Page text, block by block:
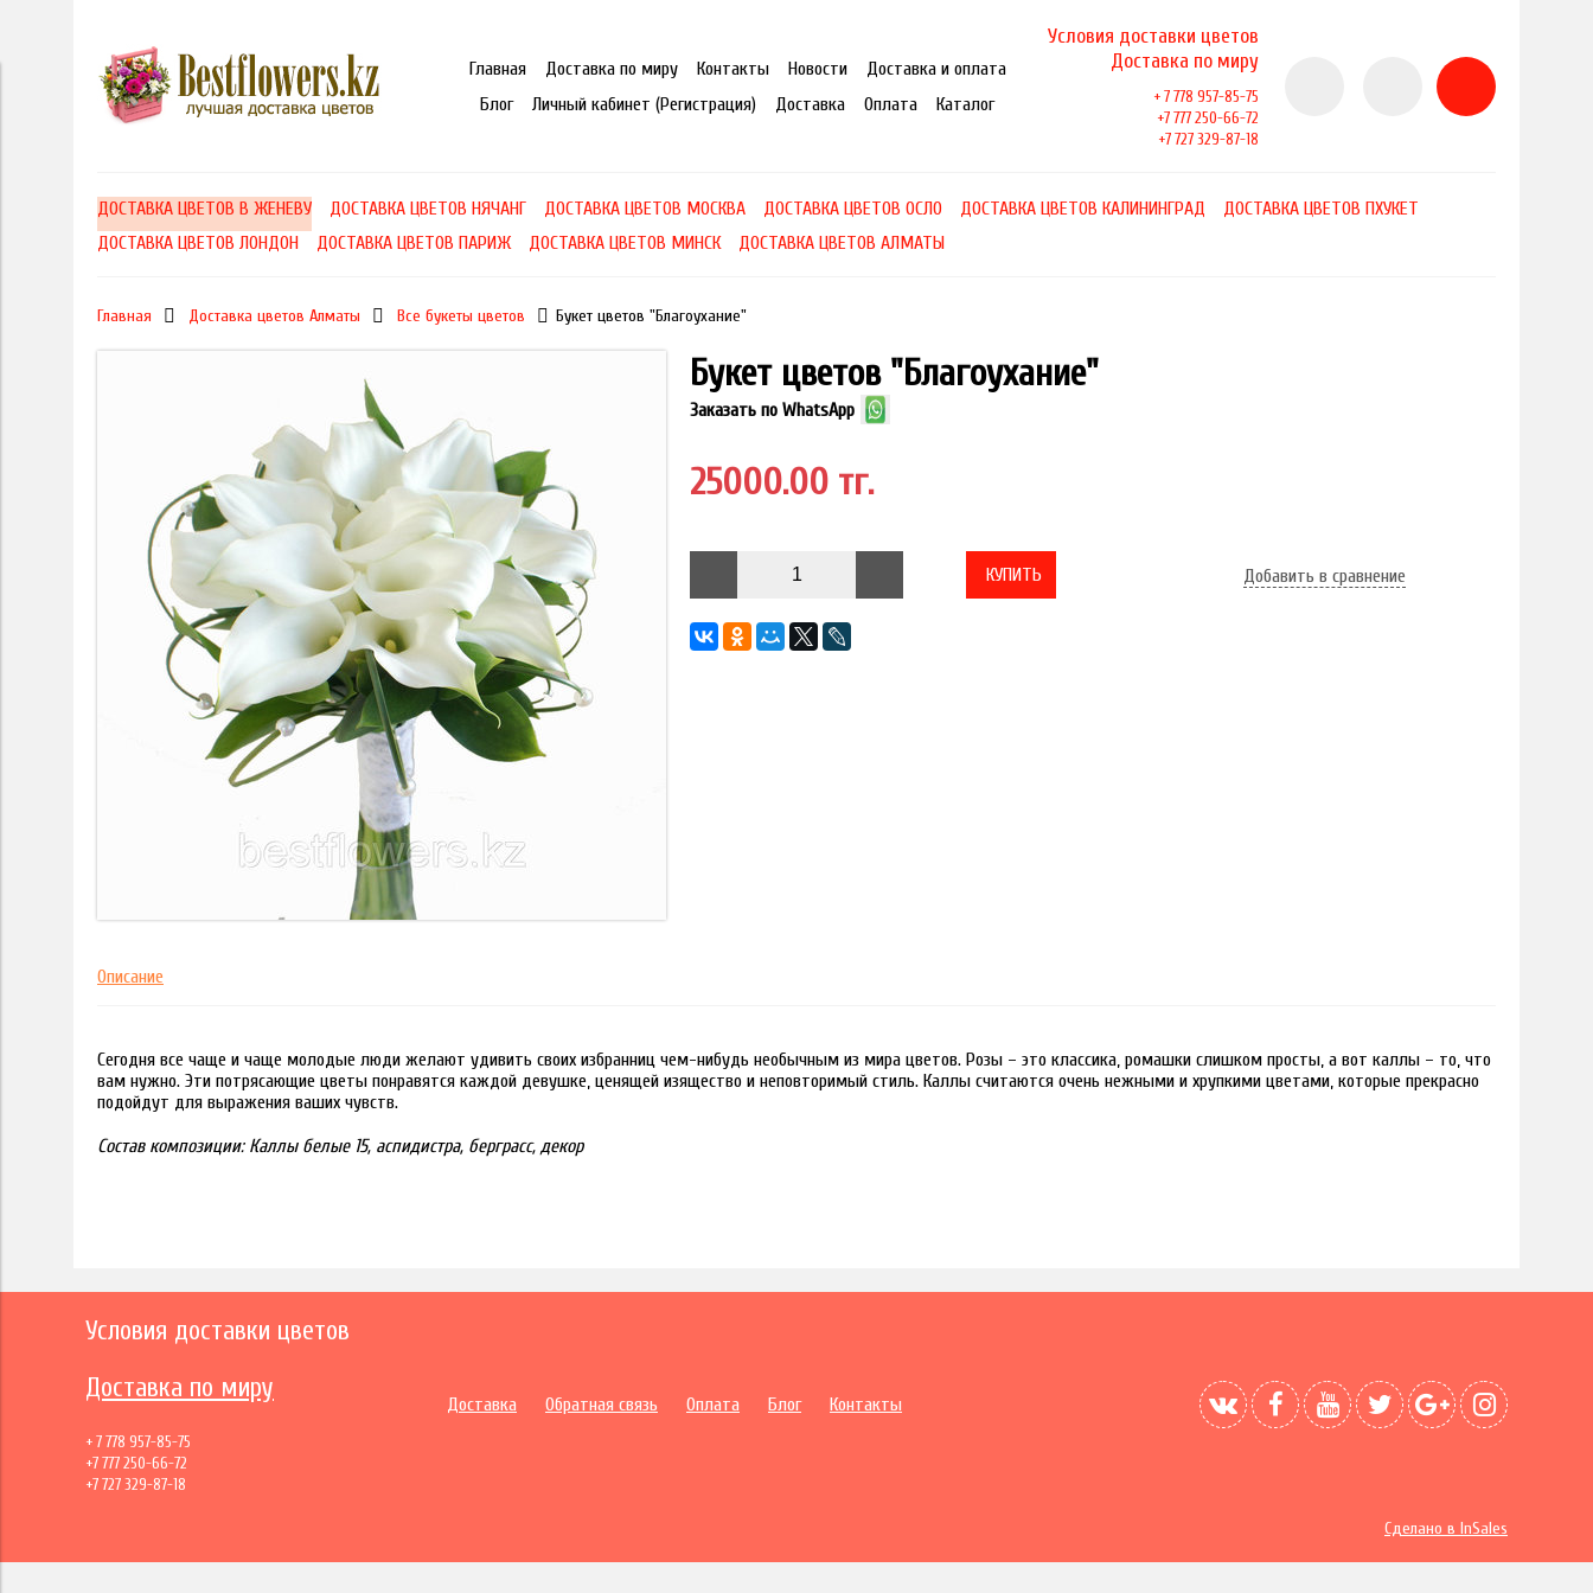
Главная Доставка по миру Контакты Новости
Доставка и оплата
Блог
Личный кабинет (Регистрация) Доставка Оплата Каталог
Условия доставки цветов
Доставка по миру
+ 7 778 957-85-75
+7 777 250-66-72
+7 727 329-87-18
ДОСТАВКА ЦВЕТОВ В ЖЕНЕВУ ДОСТАВКА ЦВЕТОВ НЯЧАНГ ДОСТАВКА ЦВЕТОВ МОСКВА ДОСТАВКА ЦВЕТОВ ОСЛО ДОСТАВКА ЦВЕТОВ КАЛИНИНГРАД
ДОСТАВКА ЦВЕТОВ ПХУКЕТ
ДОСТАВКА ЦВЕТОВ ЛОНДОН
ДОСТАВКА ЦВЕТОВ ПАРИЖ ДОСТАВКА ЦВЕТОВ МИНСК ДОСТАВКА ЦВЕТОВ АЛМАТЫ
Главная Доставка цветов Алматы Все букеты цветов Букет цветов "Благоухание"
Букет цветов "Благоухание"
Заказать по WhatsApp
25000.00 тг.
КУПИТЬ Добавить в сравнение
Описание
Сегодня все чаще и чаще молодые люди желают удивить своих избранниц чем-нибудь необычным из мира цветов. Розы – это классика, ромашки слишком просты, а вот каллы – то, что
вам нужно. Эти потрясающие цветы понравятся каждой девушке, ценящей изящество и неповторимый стиль. Каллы считаются очень нежными и хрупкими цветами, которые прекрасно
подойдут для выражения ваших чувств.
Состав композиции: Каллы белые 15, аспидистра, берграсс, декор
Условия доставки цветов
Доставка по миру
+ 7 778 957-85-75
+7 777 250-66-72
+7 727 329-87-18
Доставка Обратная связь Оплата Блог Контакты
Сделано в InSales